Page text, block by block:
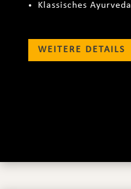
Klassisches Ayurveda
WEITERE DETAILS